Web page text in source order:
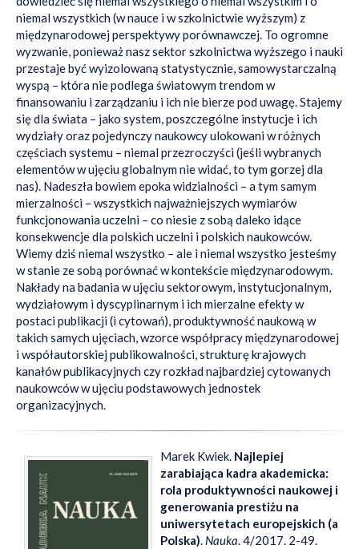
niemal wszystkich (w nauce i w szkolnictwie wyższym) z
międzynarodowej perspektywy porównawczej. To ogromne
wyzwanie, ponieważ nasz sektor szkolnictwa wyższego i nauki
przestaje być wyizolowaną statystycznie, samowystarczalną
wyspą – która nie podlega światowym trendom w
finansowaniu i zarządzaniu i ich nie bierze pod uwagę. Stajemy
się dla świata – jako system, poszczególne instytucje i ich
wydziały oraz pojedynczy naukowcy ulokowani w różnych
częściach systemu – niemal przezroczyści (jeśli wybranych
elementów w ujęciu globalnym nie widać, to tym gorzej dla
nas). Nadeszła bowiem epoka widzialności – a tym samym
mierzalności – wszystkich najważniejszych wymiarów
funkcjonowania uczelni – co niesie z sobą daleko idące
konsekwencje dla polskich uczelni i polskich naukowców.
Wiemy dziś niemal wszystko – ale i niemal wszystko jesteśmy
w stanie ze sobą porównać w kontekście międzynarodowym.
Nakłady na badania w ujęciu sektorowym, instytucjonalnym,
wydziałowym i dyscyplinarnym i ich mierzalne efekty w
postaci publikacji (i cytowań), produktywność naukową w
takich samych ujęciach, wzorce współpracy międzynarodowej
i współautorskiej publikowalności, strukturę krajowych
kanałów publikacyjnych czy rozkład najbardziej cytowanych
naukowców w ujęciu podstawowych jednostek
organizacyjnych.
Marek Kwiek. Najlepiej
zarabiająca kadra akademicka:
rola produktywności naukowej i
generowania prestiżu na
uniwersytetach europejskich (a
Polska). Nauka. 4/2017. 2-49.